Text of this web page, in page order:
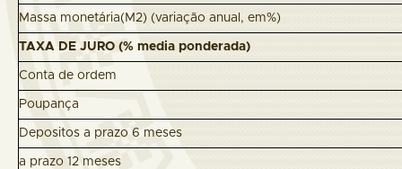
Massa monetária(M2) (variação anual, em%)
TAXA DE JURO (% media ponderada)
Conta de ordem
Poupança
Depositos a prazo 6 meses
a prazo 12 meses